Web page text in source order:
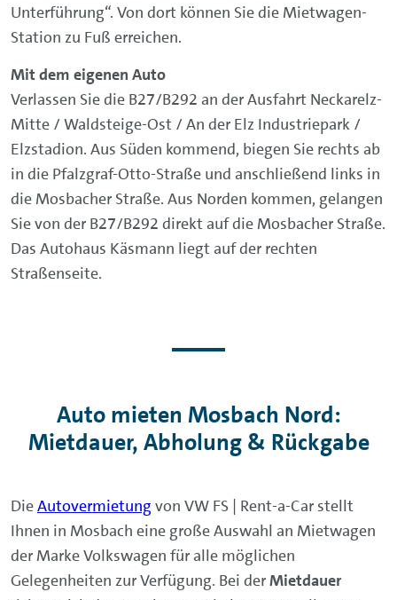
Unterführung“. Von dort können Sie die Mietwagen-
Station zu Fuß erreichen.
Mit dem eigenen Auto
Verlassen Sie die B27/B292 an der Ausfahrt Neckarelz-
Mitte / Waldsteige-Ost / An der Elz Industriepark /
Elzstadion. Aus Süden kommend, biegen Sie rechts ab
in die Pfalzgraf-Otto-Straße und anschließend links in
die Mosbacher Straße. Aus Norden kommen, gelangen
Sie von der B27/B292 direkt auf die Mosbacher Straße.
Das Autohaus Käsmann liegt auf der rechten
Straßenseite.
Auto mieten Mosbach Nord:
Mietdauer, Abholung & Rückgabe
DieAutovermietung von VW FS | Rent-a-Car stellt
Ihnen in Mosbach eine große Auswahl an Mietwagen
der Marke Volkswagen für alle möglichen
Gelegenheiten zur Verfügung. Bei derMietdauer